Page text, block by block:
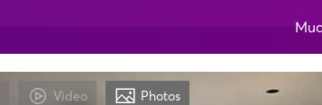
Video Photos